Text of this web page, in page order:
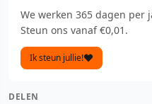
We werken 365 dagen per
Steun ons vanaf €0,01.
Ik steun jullie!
DELEN